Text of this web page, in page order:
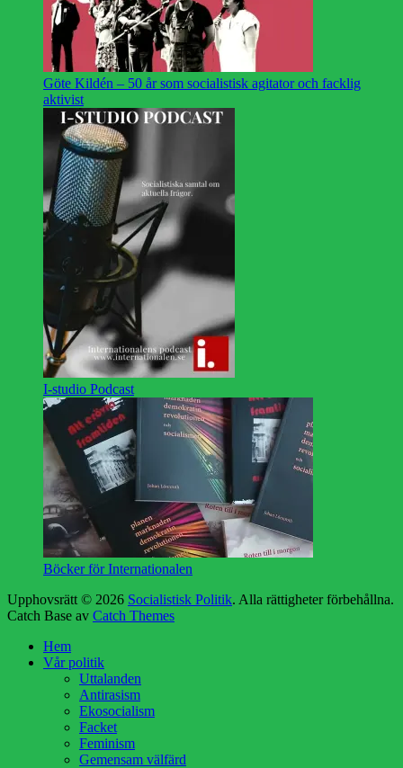
Göte Kildén – 50 år som socialistisk agitator och facklig
aktivist
I-studio Podcast
Böcker för Internationalen
Upphovsrätt © 2026 Socialistisk Politik. Alla rättigheter förbehållna.
Catch Base av Catch Themes
Hem
Vår politik
Uttalanden
Antirasism
Ekosocialism
Facket
Feminism
Gemensam välfärd